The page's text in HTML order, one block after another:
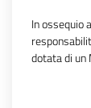
In ossequio
dotata di un